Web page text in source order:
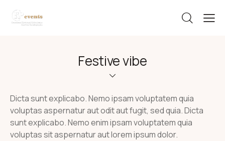
Festive vibe
Dicta sunt explicabo. Nemo ipsam voluptatem quia
voluptas aspernatur aut odit aut fugit, sed quia. Dicta
sunt explicabo. Nemo enim ipsam voluptatem quia
voluptas sit aspernatur aut lorem ipsum dolor.